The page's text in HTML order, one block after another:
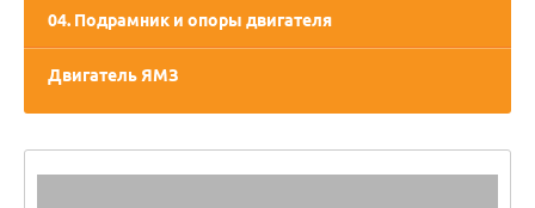
04. Подрамник и опоры двигателя
Двигатель ЯМЗ